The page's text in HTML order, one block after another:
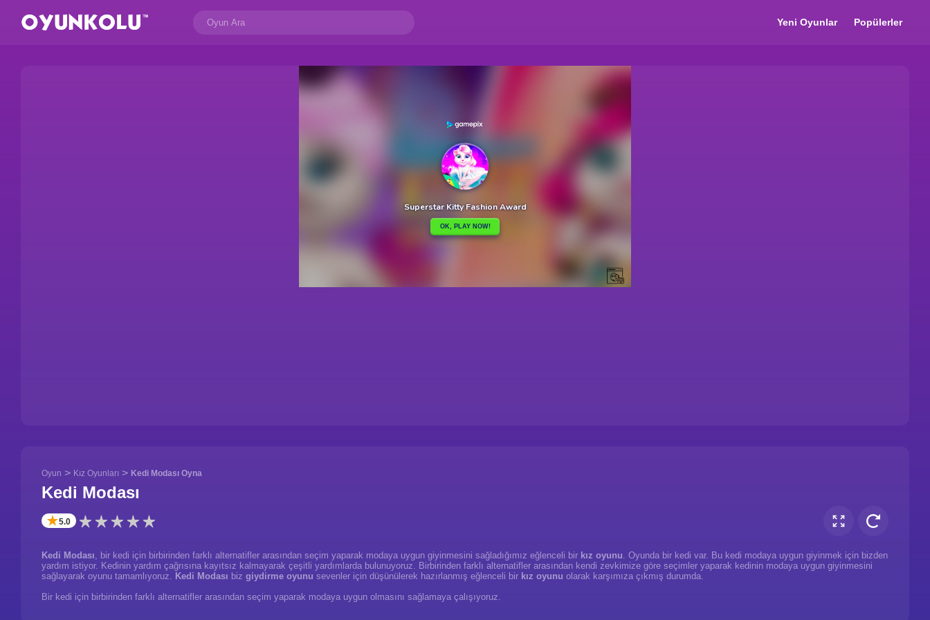
Yeni Oyunlar Popülerler
Oyun > Kız Oyunları > Kedi Modası Oyna
Kedi Modası
✭5.0
Kedi Modası, bir kedi için birbirinden farklı alternatifler arasından seçim yaparak modaya uygun giyinmesini sağladığımız eğlenceli bir kız oyunu. Oyunda bir kedi var. Bu kedi modaya uygun giyinmek için bizden
yardım istiyor. Kedinin yardım çağrısına kayıtsız kalmayarak çeşitli yardımlarda bulunuyoruz. Birbirinden farklı alternatifler arasından kendi zevkimize göre seçimler yaparak kedinin modaya uygun giyinmesini
sağlayarak oyunu tamamlıyoruz. Kedi Modası biz giydirme oyunu sevenler için düşünülerek hazırlanmış eğlenceli bir kız oyunu olarak karşımıza çıkmış durumda.
Bir kedi için birbirinden farklı alternatifler arasından seçim yaparak modaya uygun olmasını sağlamaya çalışıyoruz.